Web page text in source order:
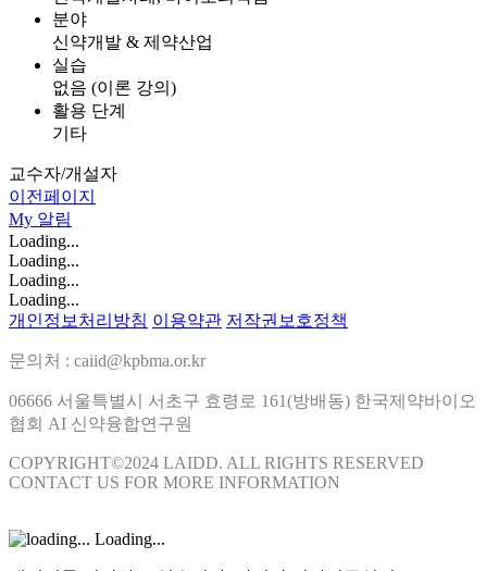
분야
신약개발 & 제약산업
실습
없음 (이론 강의)
활용 단계
기타
교수자/개설자
이전페이지
My 알림
Loading...
Loading...
Loading...
Loading...
개인정보처리방침 이용약관 저작권보호정책
문의처 : caiid@kpbma.or.kr
06666 서울특별시 서초구 효령로 161(방배동) 한국제약바이오
협회 AI 신약융합연구원
COPYRIGHT©2024 LAIDD. ALL RIGHTS RESERVED
CONTACT US FOR MORE INFORMATION
Loading...